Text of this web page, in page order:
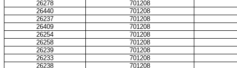
26278
701208
26440
701208
26237
701208
26409
701208
26254
701208
26258
701208
26239
701208
26233
701208
26238
701208